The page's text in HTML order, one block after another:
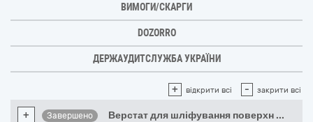
ВИМОГИ/СКАРГИ
DOZORRO
ДЕРЖАУДИТСЛУЖБА УКРАЇНИ
+ відкрити всі - закрити всі
+ Завершено Верстат для шліфування поверхн ...